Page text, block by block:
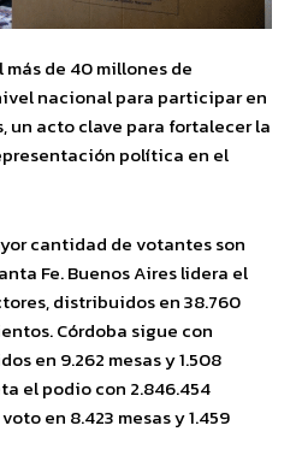
de 40 millones de
nacional para participar en
un acto clave para fortalecer la
política en el
cantidad de votantes son
Fe. Buenos Aires lidera el
distribuidos en 38.760
Córdoba sigue con
en 9.262 mesas y 1.508
el podio con 2.846.454
en 8.423 mesas y 1.459